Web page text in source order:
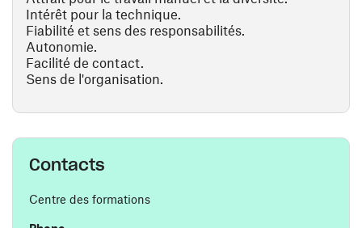
Intérêt pour la technique.
Fiabilité et sens des responsabilités.
Autonomie.
Facilité de contact.
Sens de l'organisation.
Contacts
Centre des formations